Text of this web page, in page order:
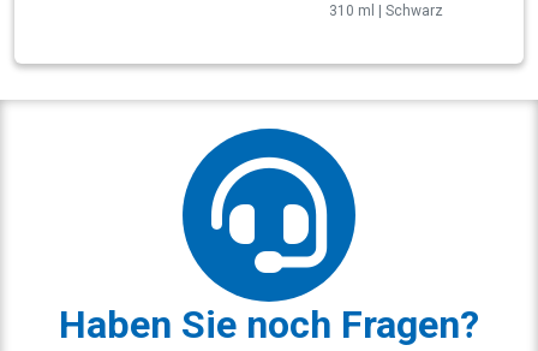
310 ml | Schwarz
Haben Sie noch Fragen?